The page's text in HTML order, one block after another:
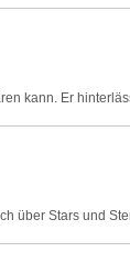
kann. Er
über Stars und